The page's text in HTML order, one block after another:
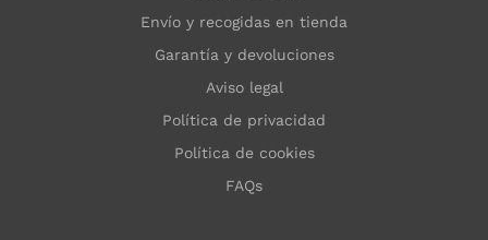
Envío y recogidas en tienda
Garantía y devoluciones
Aviso legal
Política de privacidad
Política de cookies
FAQs